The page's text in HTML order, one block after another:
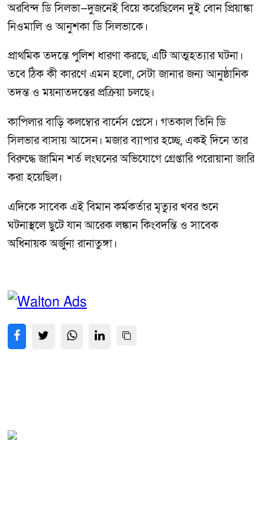
অরবিন্দ ডি সিলভা—দুজনেই বিয়ে করেছিলেন দুই বোন প্রিয়াঙ্কা
নিওমালি ও আনুশকা ডি সিলভাকে।
প্রাথমিক তদন্তে পুলিশ ধারণা করছে, এটি আত্মহত্যার ঘটনা।
তবে ঠিক কী কারণে এমন হলো, সেটা জানার জন্য আনুষ্ঠানিক
তদন্ত ও ময়নাতদন্তের প্রক্রিয়া চলছে।
কাপিলার বাড়ি কলম্বোর বার্নেস প্লেসে। গতকাল তিনি ডি
সিলভার বাসায় আসেন। মজার ব্যাপার হচ্ছে, একই দিনে তার
বিরুদ্ধে জামিন শর্ত লংঘনের অভিযোগে গ্রেপ্তারি পরোয়ানা জারি
করা হয়েছিল।
এদিকে সাবেক এই বিমান কর্মকর্তার মৃত্যুর খবর শুনে
ঘটনাস্থলে ছুটে যান আরেক লঙ্কান কিংবদন্তি ও সাবেক
অধিনায়ক অর্জুনা রানাতুঙ্গা।